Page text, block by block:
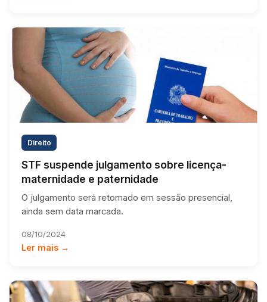
Direito
STF suspende julgamento sobre licença-
maternidade e paternidade
O julgamento será retomado em sessão presencial,
ainda sem data marcada.
08/10/2024
Ler mais →